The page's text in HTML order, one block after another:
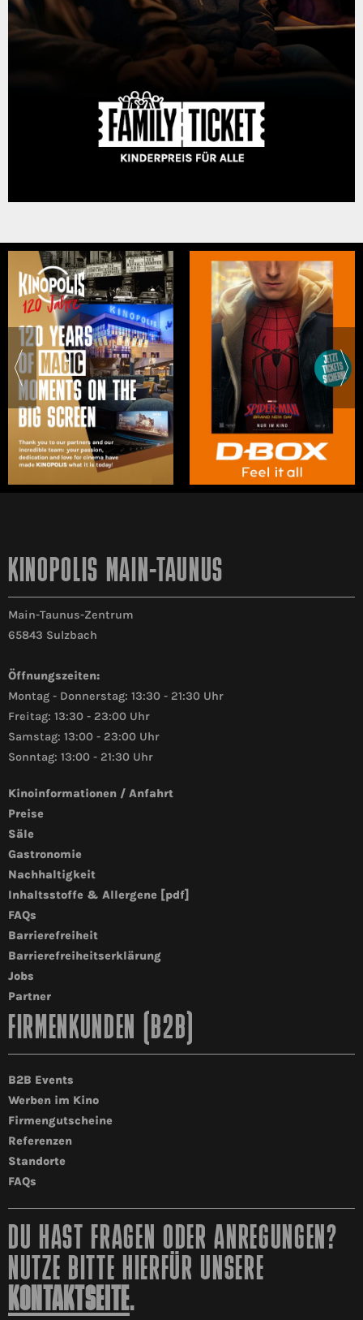
KINOPOLIS MAIN-TAUNUS
Main-Taunus-Zentrum
65843 Sulzbach
Öffnungszeiten:
Montag - Donnerstag: 13:30 - 21:30 Uhr
Freitag: 13:30 - 23:00 Uhr
Samstag: 13:00 - 23:00 Uhr
Sonntag: 13:00 - 21:30 Uhr
Kinoinformationen / Anfahrt
Preise
Säle
Gastronomie
Nachhaltigkeit
Inhaltsstoffe & Allergene [pdf]
FAQs
Barrierefreiheit
Barrierefreiheitserklärung
Jobs
Partner
FIRMENKUNDEN (B2B)
B2B Events
Werben im Kino
Firmengutscheine
Referenzen
Standorte
FAQs
DU HAST FRAGEN ODER ANREGUNGEN?
NUTZE BITTE HIERFÜR UNSERE
KONTAKTSEITE.